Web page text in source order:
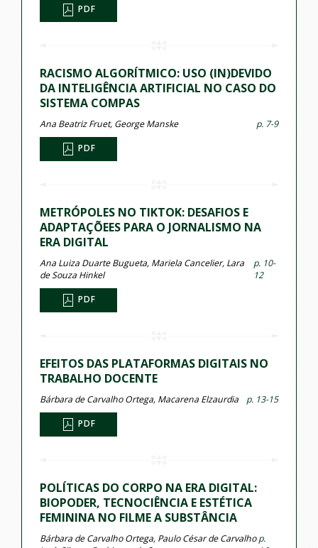
PDF
RACISMO ALGORÍTMICO: USO (IN)DEVIDO
DA INTELIGÊNCIA ARTIFICIAL NO CASO DO
SISTEMA COMPAS
Ana Beatriz Fruet, George Manske p. 7-9
PDF
METRÓPOLES NO TIKTOK: DESAFIOS E
ADAPTAÇÕEES PARA O JORNALISMO NA
ERA DIGITAL
Ana Luiza Duarte Bugueta, Mariela Cancelier, Lara
de Souza Hinkel
p. 10-
12
PDF
EFEITOS DAS PLATAFORMAS DIGITAIS NO
TRABALHO DOCENTE
Bárbara de Carvalho Ortega, Macarena Elzaurdia p. 13-15
PDF
POLÍTICAS DO CORPO NA ERA DIGITAL:
BIOPODER, TECNOCIÊNCIA E ESTÉTICA
FEMININA NO FILME A SUBSTÂNCIA
Bárbara de Carvalho Ortega, Paulo César de Carvalho p.